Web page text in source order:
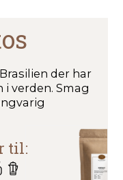
der har
verden. Smag
til: